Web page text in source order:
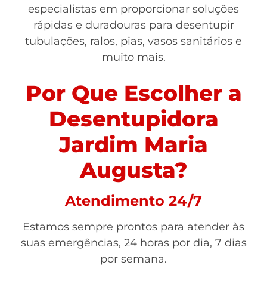
especialistas em proporcionar soluções
rápidas e duradouras para desentupir
tubulações, ralos, pias, vasos sanitários e
muito mais.
Por Que Escolher a
Desentupidora
Jardim Maria
Augusta?
Atendimento 24/7
Estamos sempre prontos para atender às
suas emergências, 24 horas por dia, 7 dias
por semana.